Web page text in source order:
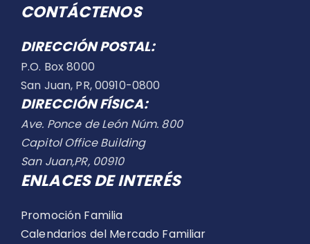
CONTÁCTENOS
DIRECCIÓN POSTAL:
P.O. Box 8000
San Juan, PR, 00910-0800
DIRECCIÓN FÍSICA:
Ave. Ponce de León Núm. 800
Capitol Office Building
San Juan,PR, 00910
ENLACES DE INTERÉS
Promoción Familia
Calendarios del Mercado Familiar